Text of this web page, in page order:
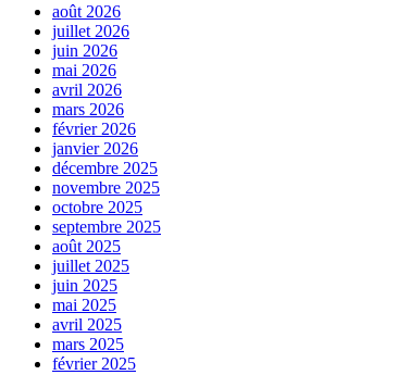
août 2026
juillet 2026
juin 2026
mai 2026
avril 2026
mars 2026
février 2026
janvier 2026
décembre 2025
novembre 2025
octobre 2025
septembre 2025
août 2025
juillet 2025
juin 2025
mai 2025
avril 2025
mars 2025
février 2025